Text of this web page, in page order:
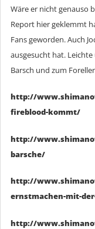
Wäre er nicht genauso
Report hier geklemmt
Fans geworden. Auch
ausgesucht hat.
Barsch und zum
http://
fireblood-kommt/
http://
barsche/
http://
ernstmachen-mit-
http://